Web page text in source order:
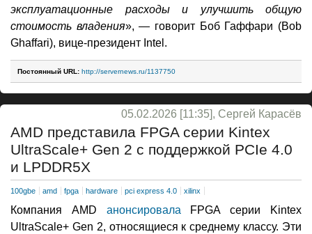
эксплуатационные расходы и улучшить общую
стоимость владения», — говорит Боб Гаффари (Bob
Ghaffari), вице-президент Intel.
Постоянный URL: http://servernews.ru/1137750
05.02.2026 [11:35], Сергей Карасёв
AMD представила FPGA серии Kintex
UltraScale+ Gen 2 с поддержкой PCIe 4.0
и LPDDR5X
100gbe amd fpga hardware pci express 4.0 xilinx
Компания AMD анонсировалаFPGA серии Kintex
UltraScale+ Gen 2, относящиеся к среднему классу. Эти